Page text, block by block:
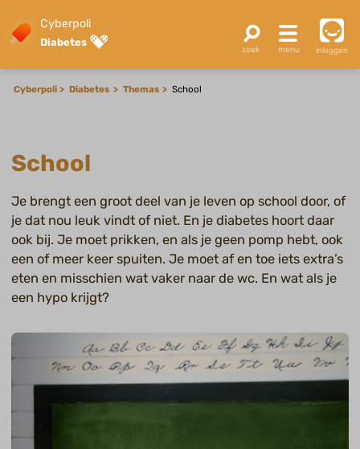
Cyberpoli
Diabetes
inloggen
Cyberpoli Diabetes Themas School
School
Je brengt een groot deel van je leven op school door, of
je dat nou leuk vindt of niet. En je diabetes hoort daar
ook bij. Je moet prikken, en als je geen pomp hebt, ook
een of meer keer spuiten. Je moet af en toe iets extra’s
eten en misschien wat vaker naar de wc. En wat als je
een hypo krijgt?